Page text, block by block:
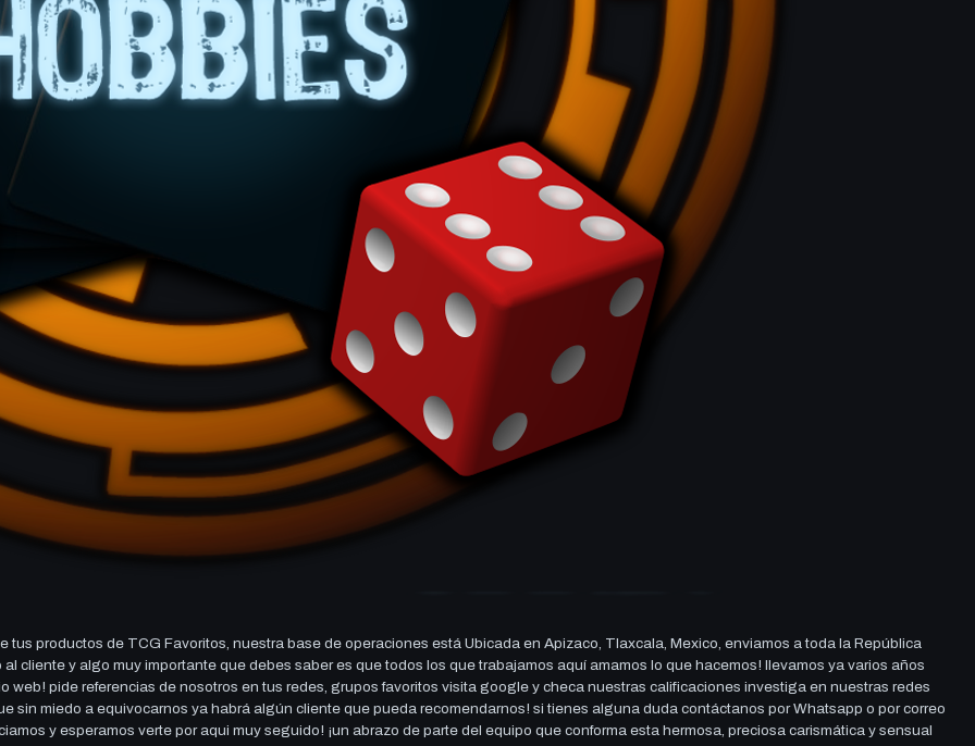
productos de TCG Favoritos, nuestra base de operaciones está Ubicada en Apizaco, Tlaxcala, Mexico, enviamos a toda la República
cliente y algo muy importante que debes saber es que todos los que trabajamos aquí amamos lo que hacemos! llevamos ya varios años
web! pide referencias de nosotros en tus redes, grupos favoritos visita google y checa nuestras calificaciones investiga en nuestras redes
sin miedo a equivocarnos ya habrá algún cliente que pueda recomendarnos! si tienes alguna duda contáctanos por Whatsapp o por correo
y esperamos verte por aqui muy seguido! ¡un abrazo de parte del equipo que conforma esta hermosa, preciosa carismática y sensual